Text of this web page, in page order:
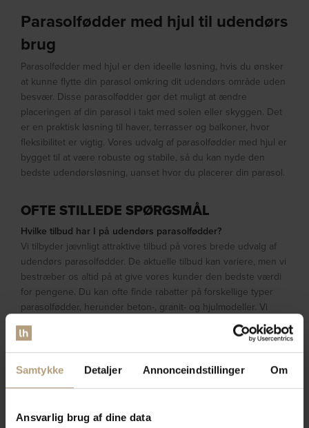
Samtykke Detaljer Annonceindstillinger Om
Ansvarlig brug af dine data
Parasolfødder med hjul til udendørs
brug
Parasolfødder med hjul er den ideelle løsning, hvis du ønsker
at kunne flytte din parasol omkring dit udendørs område uden
besvær. Disse parasolfødder gør det muligt at ændre
placeringen af din parasol i takt med solen eller skyggen. Det
er en praktisk løsning til haver, terrasser og balkoner, hvor
fleksibilitet er vigtig. Vores udvalg af parasolfødder med hjul er
bygget til at være robuste og stabile, så du kan nyde den
bedste udendørsløsning, uanset hvor du placerer din parasol.
OFTE STILLEDE SPØRGSMÅL
Hvilke tilbud har I på udendørs parasolfødder?
Vi tilbyder jævnligt attraktive tilbud på vores brede udvalg af
udendørs parasolfødder. De aktuelle tilbud kan variere, men vi
bestræber os altid på at give vores kunder den bedste værdi
for pengene. Du kan ofte finde rabatter på forskellige typer
parasolfødder, herunder beton-, granit- og hjulmodeller. Vi
anbefaler, at du holder øje med vores tilbudsside og tilmelder
dig vores nyhedsbrev for at få direkte besked om de nyeste
tilbud og kampagner.
holdbare og modstandsdygtige over for diverse vejrforhold. Vi